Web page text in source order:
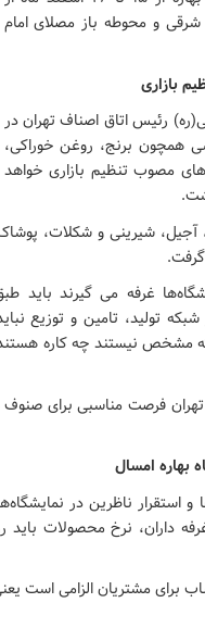
شرقی و محوطه باز مصلای امام
بازاری
رئیس اتاق اصناف تهران در
همچون برنج، روغن خوراکی،
مصوب تنظیم بازاری خواهد
غرفه می گیرند باید
تولید، تامین و توزیع
مشخص نیستند چه کاره هستند
تهران فرصت مناسبی برای
بهاره امسال
استقرار ناظرین در
داران، نرخ محصولات باید
مشتریان الزامی است